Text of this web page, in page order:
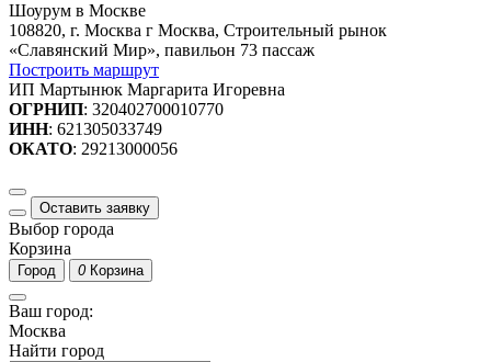
Шоурум в Москве
108820, г. Москва г Москва, Строительный рынок
«Славянский Мир», павильон 73 пассаж
Построить маршрут
ИП Мартынюк Маргарита Игоревна
ОГРНИП: 320402700010770
ИНН: 621305033749
ОКАТО: 29213000056
Оставить заявку
Выбор города
Корзина
Город 0 Корзина
Ваш город:
Москва
Найти город